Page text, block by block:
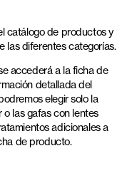
catálogo de productos y
las diferentes categorías.
accederá a la ficha de
detallada del
elegir solo la
o las gafas con lentes
adicionales a
de producto.